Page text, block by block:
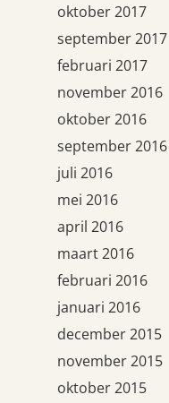
oktober 2017
september 2017
februari 2017
november 2016
oktober 2016
september 2016
juli 2016
mei 2016
april 2016
maart 2016
februari 2016
januari 2016
december 2015
november 2015
oktober 2015